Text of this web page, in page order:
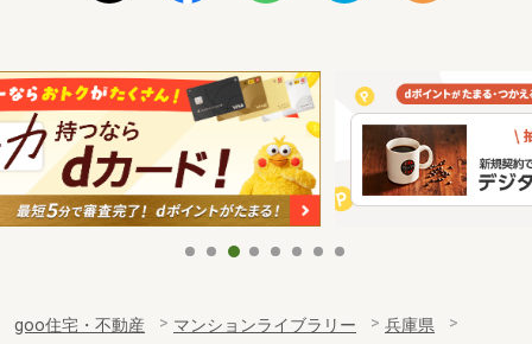
goo住宅・不動産 マンションライブラリー
兵庫県